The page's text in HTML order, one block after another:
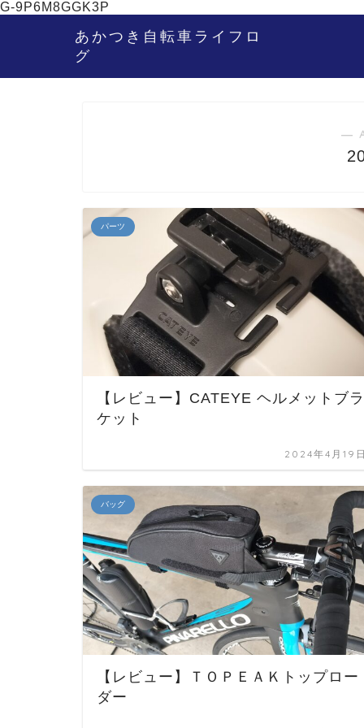
G-9P6M8GGK3P
あかつき自転車ライフロ
グ
―
パーツ
【レビュー】CATEYE ヘルメットブラ
ケット
2024年4月19日
バッグ
【レビュー】ＴＯＰＥＡＫトップロー
ダー